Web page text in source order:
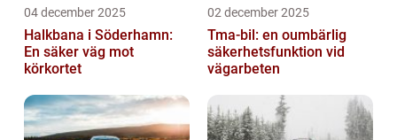
04 december 2025
Halkbana i Söderhamn:
En säker väg mot
körkortet
02 december 2025
Tma-bil: en oumbärlig
säkerhetsfunktion vid
vägarbeten